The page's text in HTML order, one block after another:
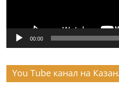
00:00
You Tube канал на